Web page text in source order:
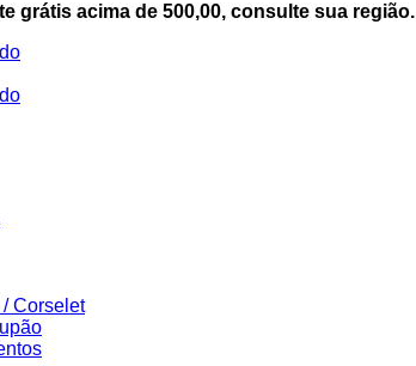
grátis acima de 500,00, consulte sua região.
Corselet